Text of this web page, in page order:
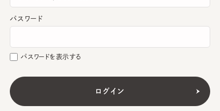
パスワード
パスワードを表示する